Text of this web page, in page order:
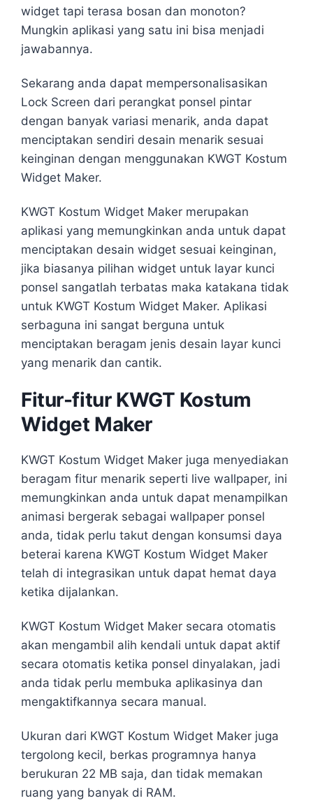
widget tapi terasa bosan dan monoton?
Mungkin aplikasi yang satu ini bisa menjadi
jawabannya.
Sekarang anda dapat mempersonalisasikan
Lock Screen dari perangkat ponsel pintar
dengan banyak variasi menarik, anda dapat
menciptakan sendiri desain menarik sesuai
keinginan dengan menggunakan KWGT Kostum
Widget Maker.
KWGT Kostum Widget Maker merupakan
aplikasi yang memungkinkan anda untuk dapat
menciptakan desain widget sesuai keinginan,
jika biasanya pilihan widget untuk layar kunci
ponsel sangatlah terbatas maka katakana tidak
untuk KWGT Kostum Widget Maker. Aplikasi
serbaguna ini sangat berguna untuk
menciptakan beragam jenis desain layar kunci
yang menarik dan cantik.
Fitur-fitur KWGT Kostum
Widget Maker
KWGT Kostum Widget Maker juga menyediakan
beragam fitur menarik seperti live wallpaper, ini
memungkinkan anda untuk dapat menampilkan
animasi bergerak sebagai wallpaper ponsel
anda, tidak perlu takut dengan konsumsi daya
beterai karena KWGT Kostum Widget Maker
telah di integrasikan untuk dapat hemat daya
ketika dijalankan.
KWGT Kostum Widget Maker secara otomatis
akan mengambil alih kendali untuk dapat aktif
secara otomatis ketika ponsel dinyalakan, jadi
anda tidak perlu membuka aplikasinya dan
mengaktifkannya secara manual.
Ukuran dari KWGT Kostum Widget Maker juga
tergolong kecil, berkas programnya hanya
berukuran 22 MB saja, dan tidak memakan
ruang yang banyak di RAM.